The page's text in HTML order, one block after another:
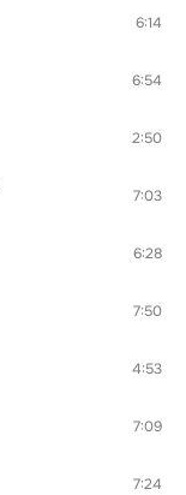
6:14
6:54
2:50
7:03
6:28
7:50
4:53
7:09
7:24